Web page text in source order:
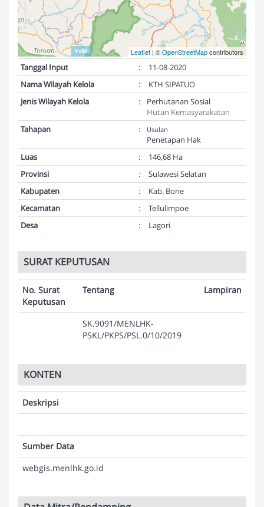
Leaflet| ©OpenStreetMapcontributors
Validasi Peta: Valid
Tanggal Input :
11-08-2020
Nama Wilayah Kelola
:
KTH SIPATUO
Jenis Wilayah Kelola
:
Perhutanan Sosial
Hutan Kemasyarakatan
Tahapan
: Usulan
Penetapan Hak
Luas
:
146,68 Ha
Provinsi
:
Sulawesi Selatan
Kabupaten
:
Kab. Bone
Kecamatan
:
Tellulimpoe
Desa
: Lagori
SURAT KEPUTUSAN
No. Surat
Keputusan
Tentang Lampiran
SK.9091/MENLHK-
PSKL/PKPS/PSL.0/10/2019
KONTEN
Deskripsi
Sumber Data
webgis.menlhk.go.id